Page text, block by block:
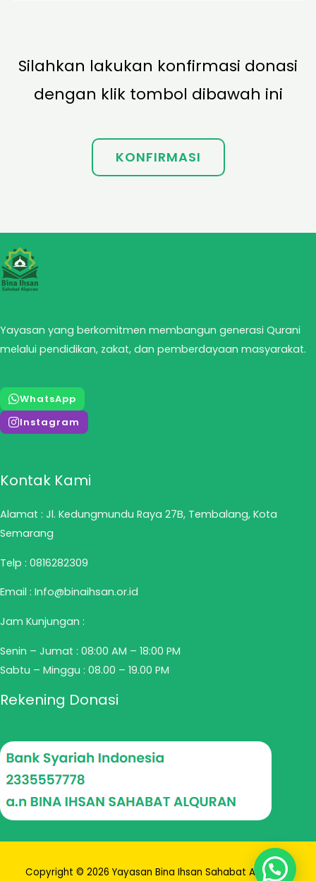
Silahkan lakukan konfirmasi donasi
dengan klik tombol dibawah ini
KONFIRMASI
Yayasan yang berkomitmen membangun generasi Qurani
melalui pendidikan, zakat, dan pemberdayaan masyarakat.
WhatsApp
Instagram
Kontak Kami
Alamat : Jl. Kedungmundu Raya 27B, Tembalang, Kota
Semarang
Telp : 0816282309
Email : Info@binaihsan.or.id
Jam Kunjungan :
Senin – Jumat : 08:00 AM – 18:00 PM
Sabtu – Minggu : 08.00 – 19.00 PM
Rekening Donasi
Copyright © 2026 Yayasan Bina Ihsan Sahabat Alquran